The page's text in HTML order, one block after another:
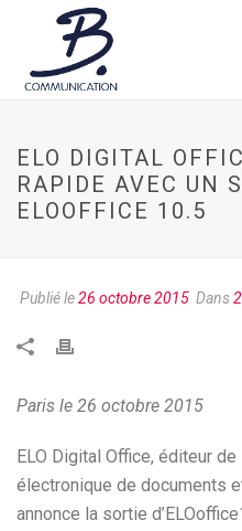
ELO DIGITAL
RAPIDE AVEC UN
ELOOFFICE 10.5
Publié le26 octobre 2015 Dans
Paris le 26 octobre 2015
ELO Digital Office, éditeur
électronique de documents
annonce la sortie